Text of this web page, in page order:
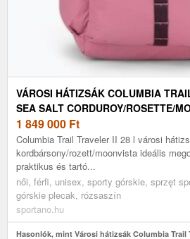
VÁROSI HÁTIZSÁK COLUMBIA
SEA SALT CORDUROY/ROSETTE/
TRAVELER II RUCKSACK 28
1 849 000 Ft
Columbia Trail Traveler II 28 l városi
kordbársony/rozett/moonvista ideális
praktikus és tartó...
női, férfi, unisex, sporty górskie, sprzęt
górskie plecak, rózsaszín
sportano.hu
Hasonlók, mint Városi hátizsák Columbia Trail